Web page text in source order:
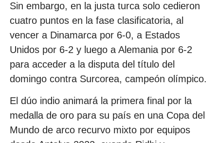
Sin embargo, en la justa turca solo cedieron
cuatro puntos en la fase clasificatoria, al
vencer a Dinamarca por 6-0, a Estados
Unidos por 6-2 y luego a Alemania por 6-2
para acceder a la disputa del título del
domingo contra Surcorea, campeón olímpico.
El dúo indio animará la primera final por la
medalla de oro para su país en una Copa del
Mundo de arco recurvo mixto por equipos